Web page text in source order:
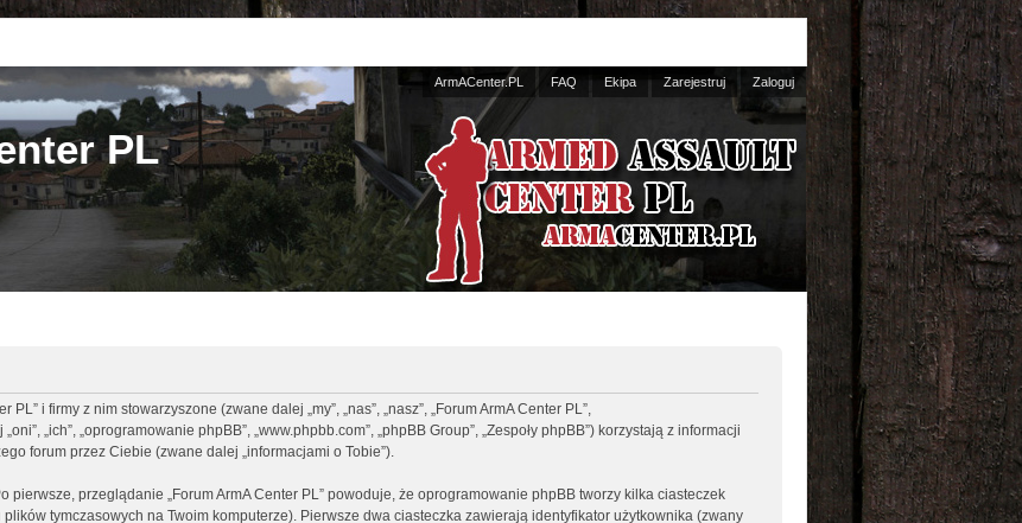
ArmACenter.PL FAQ Ekipa Zarejestruj Zaloguj
PL
i firmy z nim stowarzyszone (zwane dalej „my”, „nas”, „nasz”, „Forum ArmA Center PL”,
„ich”, „oprogramowanie phpBB”, „www.phpbb.com”, „phpBB Group”, „Zespoły phpBB”) korzystają z informacji
forum przez Ciebie (zwane dalej „informacjami o Tobie”).
pierwsze, przeglądanie „Forum ArmA Center PL” powoduje, że oprogramowanie phpBB tworzy kilka ciasteczek
tymczasowych na Twoim komputerze). Pierwsze dwa ciasteczka zawierają identyfikator użytkownika (zwany